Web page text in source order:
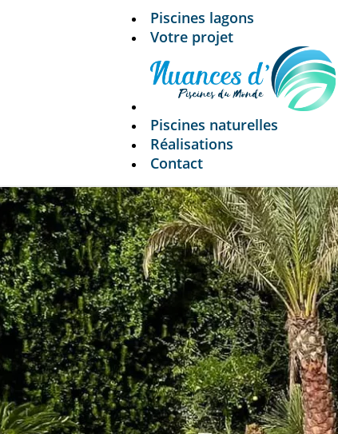
Piscines lagons
Votre projet
Piscines naturelles
Réalisations
Contact